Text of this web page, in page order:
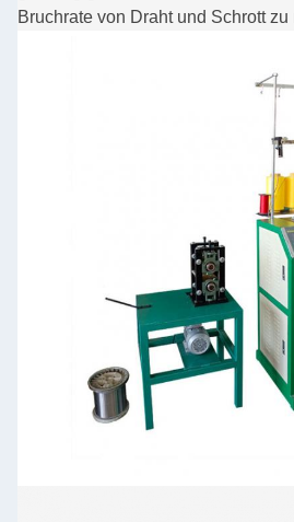
Bruchrate von Draht und Schrott zu